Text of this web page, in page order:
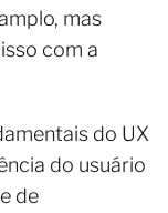
mas
com a
do UX
do usuário
de